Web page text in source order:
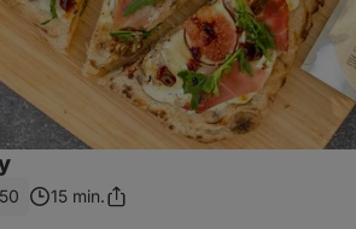
15 min.Sdílet